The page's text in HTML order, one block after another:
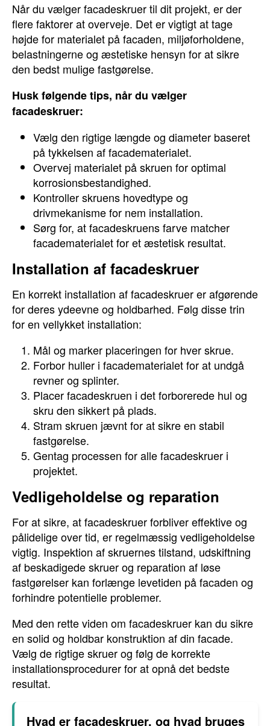
Når du vælger facadeskruer til dit projekt, er der
flere faktorer at overveje. Det er vigtigt at tage
højde for materialet på facaden, miljøforholdene,
belastningerne og æstetiske hensyn for at sikre
den bedst mulige fastgørelse.
Husk følgende tips, når du vælger
facadeskruer:
Vælg den rigtige længde og diameter baseret
på tykkelsen af facadematerialet.
Overvej materialet på skruen for optimal
korrosionsbestandighed.
Kontroller skruens hovedtype og
drivmekanisme for nem installation.
Sørg for, at facadeskruens farve matcher
facadematerialet for et æstetisk resultat.
Installation af facadeskruer
En korrekt installation af facadeskruer er afgørende
for deres ydeevne og holdbarhed. Følg disse trin
for en vellykket installation:
Mål og marker placeringen for hver skrue.
Forbor huller i facadematerialet for at undgå
revner og splinter.
Placer facadeskruen i det forborerede hul og
skru den sikkert på plads.
Stram skruen jævnt for at sikre en stabil
fastgørelse.
Gentag processen for alle facadeskruer i
projektet.
Vedligeholdelse og reparation
For at sikre, at facadeskruer forbliver effektive og
pålidelige over tid, er regelmæssig vedligeholdelse
vigtig. Inspektion af skruernes tilstand, udskiftning
af beskadigede skruer og reparation af løse
fastgørelser kan forlænge levetiden på facaden og
forhindre potentielle problemer.
Med den rette viden om facadeskruer kan du sikre
en solid og holdbar konstruktion af din facade.
Vælg de rigtige skruer og følg de korrekte
installationsprocedurer for at opnå det bedste
resultat.
Hvad er facadeskruer, og hvad bruges